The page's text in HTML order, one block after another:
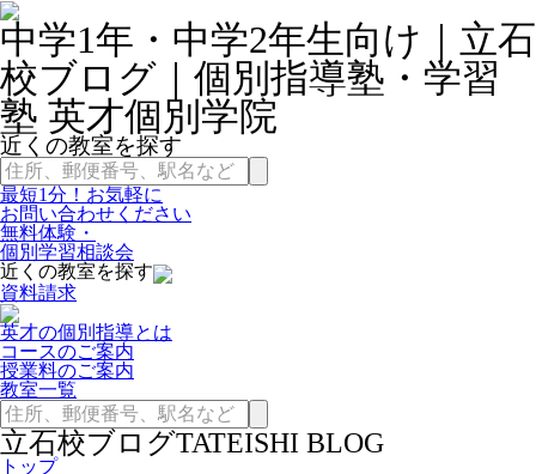
中学1年・中学2年生向け｜立石
校ブログ｜個別指導塾・学習
塾 英才個別学院
近くの教室を探す
最短1分！お気軽に
お問い合わせください
無料体験・
個別学習相談会
近くの教室を探す
資料請求
英才の個別指導とは
コースのご案内
授業料のご案内
教室一覧
立石校ブログTATEISHI BLOG
トップ